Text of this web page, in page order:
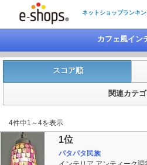
ネットショップランキン
カフェ風イン
スコア順
関連カテゴ
4件中1～4を表示
1位
パタパタ民族